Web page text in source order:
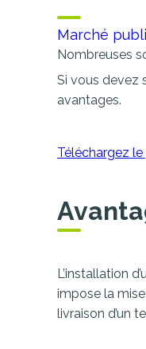
Marché
Nombreuses
Si vous devez
avantages.
Téléchargez
L’installation
impose la
livraison d’un